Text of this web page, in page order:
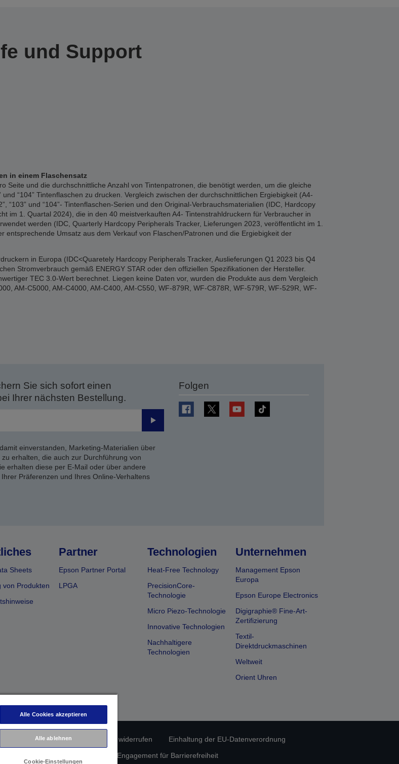
und Support
in einem Flaschensatz
Seite und die durchschnittliche Anzahl von Tintenpatronen, die benötigt werden, um die gleiche
und “104” Tintenflaschen zu drucken. Vergleich zwischen der durchschnittlichen Ergiebigkeit (A4-
“103” und “104”- Tintenflaschen-Serien und den Original-Verbrauchsmaterialien (IDC, Hardcopy
im 1. Quartal 2024), die in den 40 meistverkauften A4- Tintenstrahldruckern für Verbraucher in
werden (IDC, Quarterly Hardcopy Peripherals Tracker, Lieferungen 2023, veröffentlicht im 1.
Umsatz aus dem Verkauf von Flaschen/Patronen und die Ergiebigkeit der
in Europa (IDC<Quaretely Hardcopy Peripherals Tracker, Auslieferungen Q1 2023 bis Q4
Stromverbrauch gemäß ENERGY STAR oder den offiziellen Spezifikationen der Hersteller.
TEC 3.0-Wert berechnet. Liegen keine Daten vor, wurden die Produkte aus dem Vergleich
AM-C5000, AM-C4000, AM-C400, AM-C550, WF-879R, WF-C878R, WF-579R, WF-529R, WF-
Sie sich sofort einen
Ihrer nächsten Bestellung.
Senden
einverstanden, Marketing-Materialien über
erhalten, die auch zur Durchführung von
erhalten diese per E-Mail oder über andere
Präferenzen und Ihres Online-Verhaltens
Folgen
Sheets
von Produkten
Partner
Epson Partner Portal
LPGA
Technologien
Heat-Free Technology
PrecisionCore-
Technologie
Micro Piezo-Technologie
Innovative Technologien
Nachhaltigere
Technologien
Unternehmen
Management Epson
Europa
Epson Europe Electronics
Digigraphie® Fine-Art-
Zertifizierung
Textil-
Direktdruckmaschinen
Weltweit
Orient Uhren
Datenschutzrichtlinie Vertrag widerrufen
Einhaltung der EU-Datenverordnung
Epson Engagement für Barrierefreiheit
Alle Cookies akzeptieren
Alle ablehnen
Cookie-Einstellungen